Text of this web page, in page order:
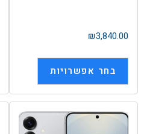
₪3,840.00
בחר אפשרויות